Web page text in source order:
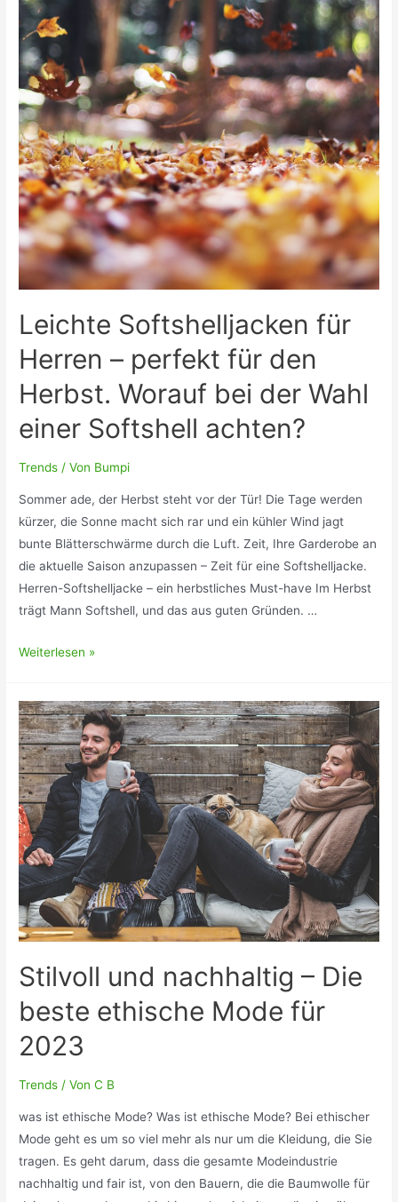
Leichte Softshelljacken für
Herren – perfekt für den
Herbst. Worauf bei der Wahl
einer Softshell achten?
Trends / Von Bumpi
Sommer ade, der Herbst steht vor der Tür! Die Tage werden
kürzer, die Sonne macht sich rar und ein kühler Wind jagt
bunte Blätterschwärme durch die Luft. Zeit, Ihre Garderobe an
die aktuelle Saison anzupassen – Zeit für eine Softshelljacke.
Herren-Softshelljacke – ein herbstliches Must-have Im Herbst
trägt Mann Softshell, und das aus guten Gründen. …
Leichte
Herren
–
perfekt
für
den
Herbst.
Worauf
bei
Wahl
einer
achten?
Weiterlesen »
Stilvoll und nachhaltig – Die
beste ethische Mode für
2023
Trends / VonC B
was ist ethische Mode? Was ist ethische Mode? Bei ethischer
Mode geht es um so viel mehr als nur um die Kleidung, die Sie
tragen. Es geht darum, dass die gesamte Modeindustrie
nachhaltig und fair ist, von den Bauern, die die Baumwolle für